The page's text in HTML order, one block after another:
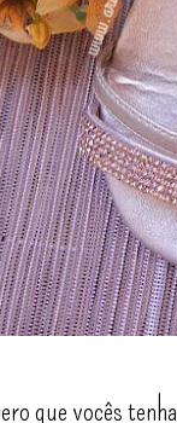
que vocês